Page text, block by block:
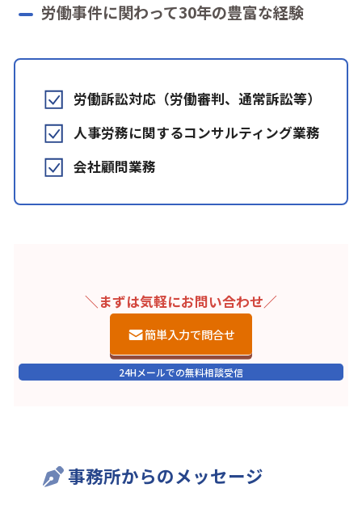
労働事件に関わって30年の豊富な経験
労働訴訟対応（労働審判、通常訴訟等）
人事労務に関するコンサルティング業務
会社顧問業務
＼まずは気軽にお問い合わせ／
簡単入力で問合せ
24Hメールでの無料相談受信
事務所からのメッセージ